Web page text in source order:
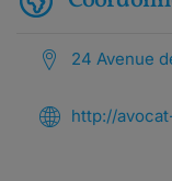
24 Avenue
http://